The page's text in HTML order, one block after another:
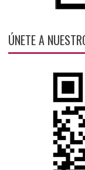
ÚNETE A